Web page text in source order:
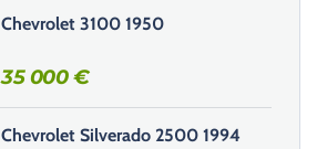
Chevrolet 3100 1950
35 000€
Chevrolet Silverado 2500 1994